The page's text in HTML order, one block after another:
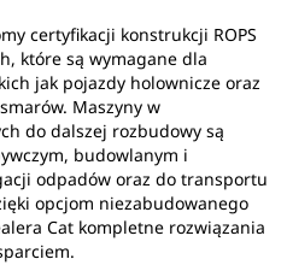
certyfikacji konstrukcji ROPS
które są wymagane dla
jak pojazdy holownicze oraz
Maszyny w
do dalszej rozbudowy są
budowlanym i
odpadów oraz do transportu
opcjom niezabudowanego
Cat kompletne rozwiązania